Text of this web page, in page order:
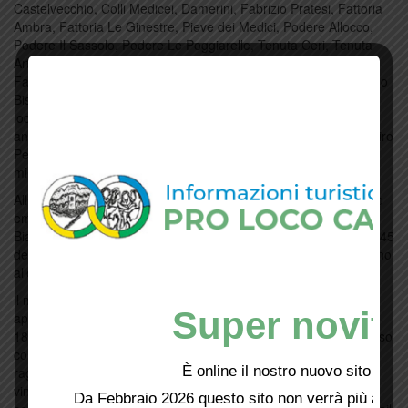
Castelvecchio, Colli Medicei, Damerini, Fabrizio Pratesi, Fattoria
Ambra, Fattoria Le Ginestre, Pieve dei Medici, Podere Allocco,
Podere Il Sassolo, Podere Le Poggiarelle, Tenuta Ceri, Tenuta
Artimino, Tenuta Capezzana, Tenuta La Borriana e Tenuta Le
Farnete. Al palato ci penseranno invece l’Osteria Ficarello, Primo
Bistrot, Ultimo Ristorante, Ristorante Le Torri, Gamma Gt e Pro
loco di Carmignano con i loro stand. Il sabato parteciperanno
anche le aziende agricole Podere Orsolini, Puro Carmignano, Siro
Petracchi e L’arcimboldo, che venderanno i loro prodotti (olio,
miele, fichi e marmellate).
Alle 21.30 sarà proiettato il video “Bacco in Toscana”: un viaggio
emozionante tra paesaggi e cantine del territorio, realizzato da
Biauto Lexus Firenze che è partner ufficiale dell’evento. Alle 21.45
del sabato ci sarà uno spettacolo di danza aerea e quindi, attorno
alle 23, gran brindisi finale.
il museo archeologico di Artimino, in piazza San Carlo, sarà
aperto sia venerdì sia sabato dalle 18.30 alle 22.30. Sabato alle
18.30 sarà possibile partecipare ad laboratorio dedicato a Dioniso
con maschere mitologiche e racconti etruschi (per bambini e
ragazzi) e alle 21.30 ad una visita guidata gratuita sul ruolo del
vino nella cultura etrusca. Per prenotare il laboratorio si può
Super
È online il nostro nuovo sito web!
Da Febbraio 2026 questo sito non verrà più